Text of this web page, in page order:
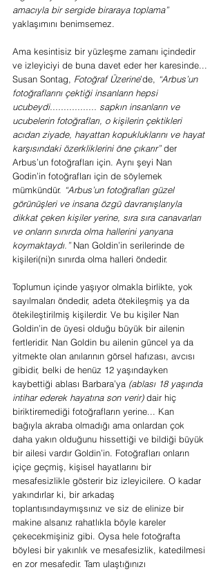
amacıyla bir sergide biraraya toplama”
yaklaşımını benimsemez.
Ama kesintisiz bir yüzleşme zamanı içindedir
ve izleyiciyi de buna davet eder her karesinde...
Susan Sontag, Fotoğraf Üzerine’de, “Arbus’un
fotoğraflarını çektiği insanların hepsi
ucubeydi................. sapkın insanların ve
ucubelerin fotoğrafları, o kişilerin çektikleri
acıdan ziyade, hayattan kopukluklarını ve hayat
karşısındaki özerkliklerini öne çıkarır” der
Arbus’un fotoğrafları için. Aynı şeyi Nan
Godin’in fotoğrafları için de söylemek
mümkündür. “Arbus’un fotoğrafları güzel
görünüşleri ve insana özgü davranışlarıyla
dikkat çeken kişiler yerine, sıra sıra canavarları
ve onların sınırda olma hallerini yanyana
koymaktaydı.” Nan Goldin’in serilerinde de
kişileri(ni)n sınırda olma halleri öndedir.
Toplumun içinde yaşıyor olmakla birlikte, yok
sayılmaları öndedir, adeta ötekileşmiş ya da
ötekileştirilmiş kişilerdir. Ve bu kişiler Nan
Goldin’in de üyesi olduğu büyük bir ailenin
fertleridir. Nan Goldin bu ailenin güncel ya da
yitmekte olan anılarının görsel hafızası, avcısı
gibidir, belki de henüz 12 yaşındayken
kaybettiği ablası Barbara’ya (ablası 18 yaşında
intihar ederek hayatına son verir) dair hiç
biriktiremediği fotoğrafların yerine... Kan
bağıyla akraba olmadığı ama onlardan çok
daha yakın olduğunu hissettiği ve bildiği büyük
bir ailesi vardır Goldin’in. Fotoğrafları onların
içiçe geçmiş, kişisel hayatlarını bir
mesafesizlikle gösterir biz izleyicilere. O kadar
yakındırlar ki, bir arkadaş
toplantısındaymışsınız ve siz de elinize bir
makine alsanız rahatlıkla böyle kareler
çekecekmişiniz gibi. Oysa hele fotoğrafta
böylesi bir yakınlık ve mesafesizlik, katedilmesi
en zor mesafedir. Tam ulaştığınızı